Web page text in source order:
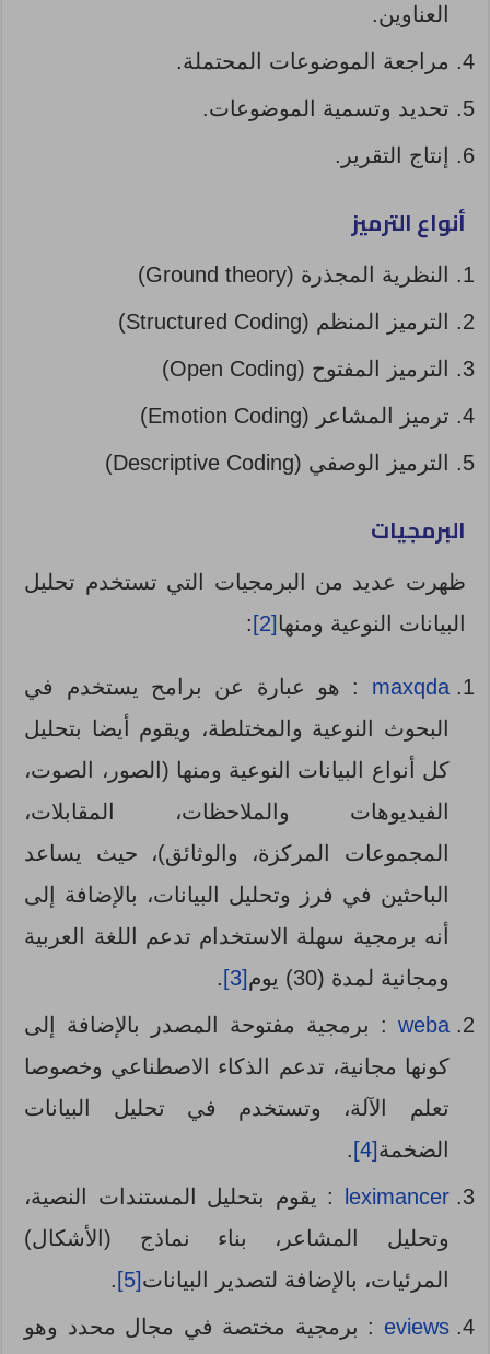
العناوين.
مراجعة الموضوعات المحتملة.
تحديد وتسمية الموضوعات.
إنتاج التقرير.
أنواع الترميز
النظرية المجذرة (Ground theory)
الترميز المنظم (Structured Coding)
الترميز المفتوح (Open Coding)
ترميز المشاعر (Emotion Coding)
الترميز الوصفي (Descriptive Coding)
البرمجيات
ظهرت عديد من البرمجيات التي تستخدم تحليل
البيانات النوعية ومنها [2]
:
maxqda : هو عبارة عن برامح يستخدم في
البحوث النوعية والمختلطة، ويقوم أيضا بتحليل
كل أنواع البيانات النوعية ومنها (الصور، الصوت،
الفيديوهات والملاحظات، المقابلات،
المجموعات المركزة، والوثائق)، حيث يساعد
الباحثين في فرز وتحليل البيانات، بالإضافة إلى
أنه برمجية سهلة الاستخدام تدعم اللغة العربية
ومجانية لمدة (30) يوم
[3]
.
weba : برمجية مفتوحة المصدر بالإضافة إلى
كونها مجانية، تدعم الذكاء الاصطناعي وخصوصا
تعلم الآلة، وتستخدم في تحليل البيانات
الضخمة[4]
.
leximancer
: يقوم بتحليل المستندات النصية،
وتحليل المشاعر، بناء نماذج (الأشكال)
المرئيات، بالإضافة لتصدير البيانات[5]
.
eviews : برمجية مختصة في مجال محدد وهو